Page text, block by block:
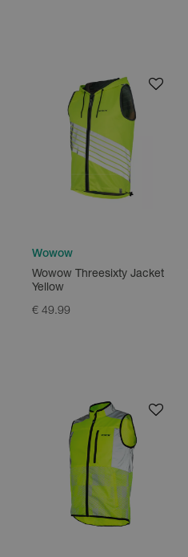
Wowow
Wowow Threesixty Jacket
Yellow
€ 49.99